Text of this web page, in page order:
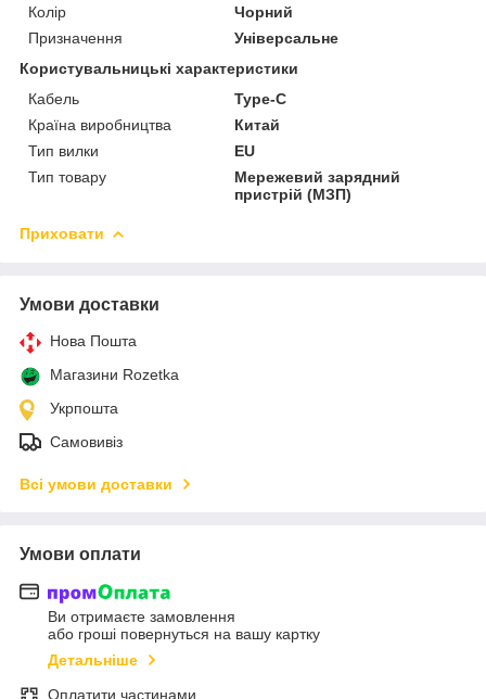
Колір
Чорний
Призначення
Універсальне
Користувальницькі характеристики
Кабель
Type-C
Країна виробництва
Китай
Тип вилки
EU
Тип товару
Мережевий зарядний
пристрій (МЗП)
Приховати
Умови доставки
Нова Пошта
Магазини Rozetka
Укрпошта
Самовивіз
Всі умови доставки
Умови оплати
Ви отримаєте замовлення
або гроші повернуться на вашу картку
Детальніше
Оплатити частинами